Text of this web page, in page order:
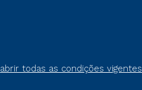
abrir todas as condições vigentes